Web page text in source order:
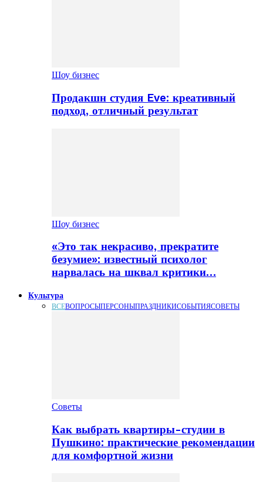
Шоу бизнес
Продакшн студия Eve: креативный
подход, отличный результат
Шоу бизнес
«Это так некрасиво, прекратите
безумие»: известный психолог
нарвалась на шквал критики…
Культура
ВСЕВОПРОСЫПЕРСОНЫПРАЗДНИКИСОБЫТИЯСОВЕТЫ
Советы
Как выбрать квартиры-студии в
Пушкино: практические рекомендации
для комфортной жизни